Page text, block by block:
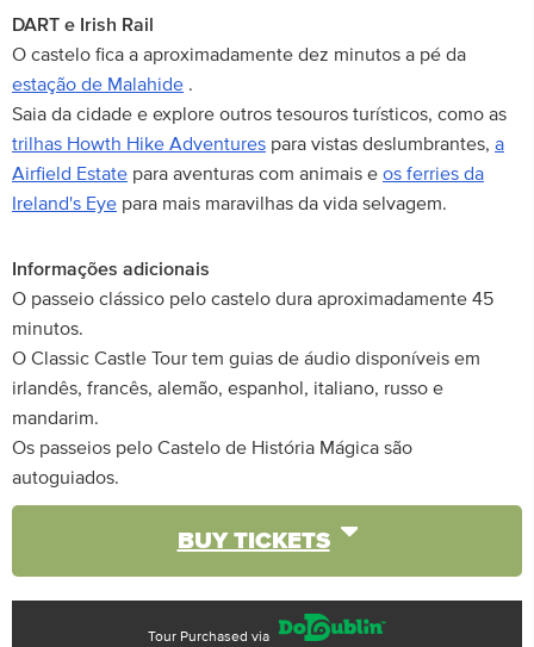
DART e Irish Rail
O castelo fica a aproximadamente dez minutos a pé da
estação de Malahide .
Saia da cidade e explore outros tesouros turísticos, como as
trilhas Howth Hike Adventures para vistas deslumbrantes, a
Airfield Estate para aventuras com animais e os ferries da
Ireland's Eye para mais maravilhas da vida selvagem.
Informações adicionais
O passeio clássico pelo castelo dura aproximadamente 45
minutos.
O Classic Castle Tour tem guias de áudio disponíveis em
irlandês, francês, alemão, espanhol, italiano, russo e
mandarim.
Os passeios pelo Castelo de História Mágica são
autoguiados.
BUY TICKETS
Tour Purchased via